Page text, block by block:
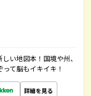
い地図本！国境や州、
て脳もイキイキ！
詳細を見る